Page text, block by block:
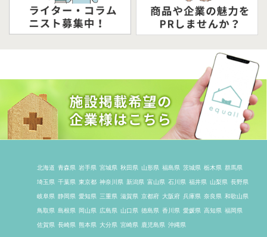
北海道 青森県 岩手県 宮城県 秋田県 山形県 福島県 茨城県 栃木県 群馬県
埼玉県 千葉県 東京都 神奈川県 新潟県 富山県 石川県 福井県 山梨県 長野県
岐阜県 静岡県 愛知県 三重県 滋賀県 京都府 大阪府 兵庫県 奈良県 和歌山県
鳥取県 島根県 岡山県 広島県 山口県 徳島県 香川県 愛媛県 高知県 福岡県
佐賀県 長崎県 熊本県 大分県 宮崎県 鹿児島県 沖縄県